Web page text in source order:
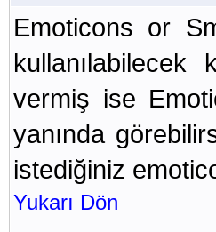
Emoticons or
vermiş ise
yanında
istediğiniz
Yukarı Dön